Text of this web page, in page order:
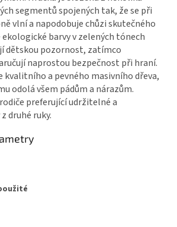
segmentů spojených tak, že se při
vlní a napodobuje chůzi skutečného
barvy v zelených tónech
dětskou pozornost, zatímco
naprostou bezpečnost při hraní.
kvalitního a pevného masivního dřeva,
odolá všem pádům a nárazům.
preferující udržitelné a
druhé ruky.